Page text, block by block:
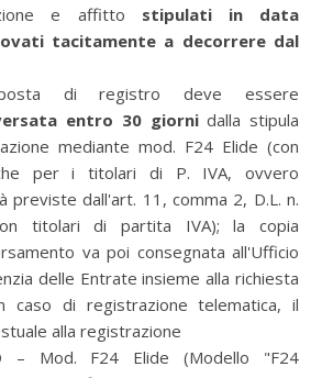
e affitto stipulati in data
tacitamente a decorrere dal
di registro deve essere
entro 30 giornidalla stipula
mediante mod. F24 Elide (con
per i titolari di P. IVA, ovvero
previste dall'art. 11, comma 2, D.L. n.
titolari di partita IVA); la copia
va poi consegnata all'Ufficio
delle Entrate insieme alla richiesta
caso di registrazione telematica, il
alla registrazione
– Mod. F24 Elide (Modello "F24